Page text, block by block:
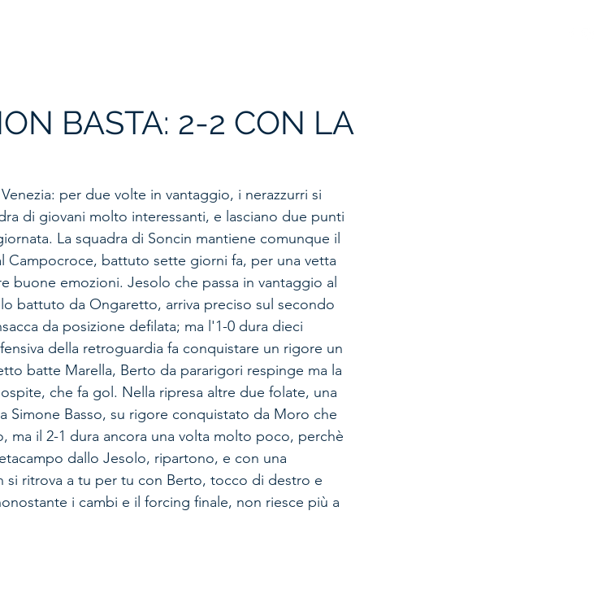
BASTA: 2-2 CON LA
per due volte in vantaggio, i nerazzurri si
di giovani molto interessanti, e lasciano due punti
La squadra di Soncin mantiene comunque il
Campocroce, battuto sette giorni fa, per una vetta
buone emozioni. Jesolo che passa in vantaggio al
battuto da Ongaretto, arriva preciso sul secondo
da posizione defilata; ma l'1-0 dura dieci
della retroguardia fa conquistare un rigore un
batte Marella, Berto da pararigori respinge ma la
che fa gol. Nella ripresa altre due folate, una
Simone Basso, su rigore conquistato da Moro che
ma il 2-1 dura ancora una volta molto poco, perchè
dallo Jesolo, ripartono, e con una
si ritrova a tu per tu con Berto, tocco di destro e
i cambi e il forcing finale, non riesce più a